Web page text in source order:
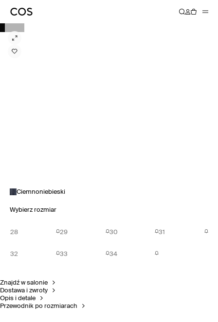
Ciemnoniebieski
Wybierz rozmiar
28 29 30 31
32 33 34
Znajdź w salonie
Dostawa i zwroty
Opis i detale
Przewodnik po rozmiarach